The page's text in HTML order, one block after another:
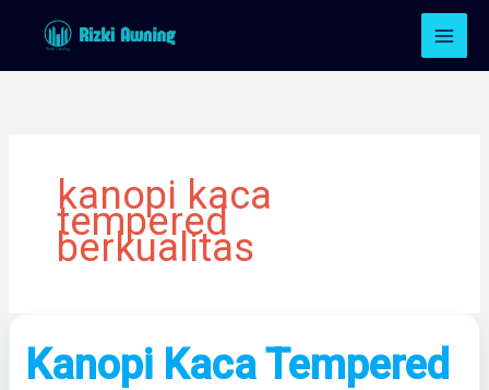
kanopi kaca
tempered
berkualitas
Kanopi Kaca Tempered
Kanopi
Kaca